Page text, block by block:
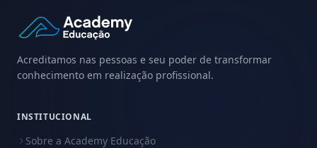
Acreditamos nas pessoas e seu poder de transformar
conhecimento em realização profissional.
INSTITUCIONAL
Sobre a Academy Educação